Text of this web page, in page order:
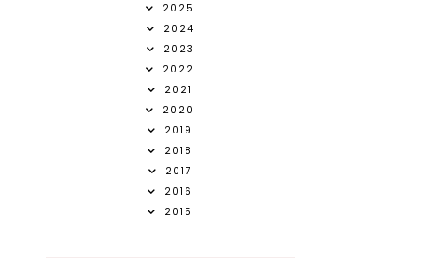
2025
2024
2023
2022
2021
2020
2019
2018
2017
2016
2015